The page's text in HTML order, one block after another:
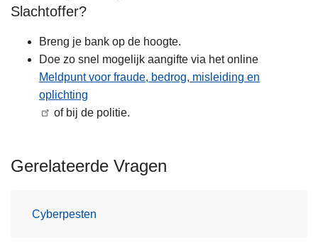
Slachtoffer?
Breng je bank op de hoogte.
Doe zo snel mogelijk aangifte via het online
Meldpunt voor fraude, bedrog, misleiding en
oplichting
of bij de politie.
Gerelateerde Vragen
Cyberpesten